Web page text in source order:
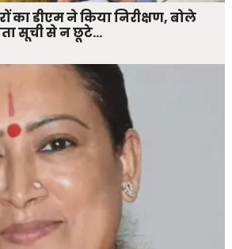
का डीएम ने किया निरीक्षण, बोले
सूची से न छूटे…